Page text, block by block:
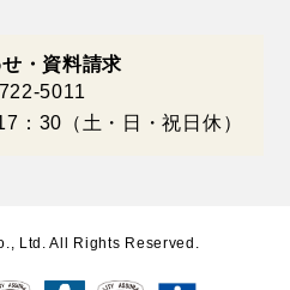
・資料請求
5011
：30（土・日・祝日休）
Ltd. All Rights Reserved.